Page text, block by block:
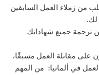
من زملاء العمل السابقين
لك.
ترجمة جميع شهاداتك
على مقابلة العمل مسبقًا،
في ألمانيا: من المهم